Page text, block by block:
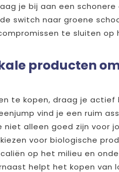
je bij aan een schonere
switch naar groene
te sluiten op
producten
te kopen, draag je actief
vind je een ruim
alleen goed zijn voor
voor biologische
op het milieu en
helpt het kopen van